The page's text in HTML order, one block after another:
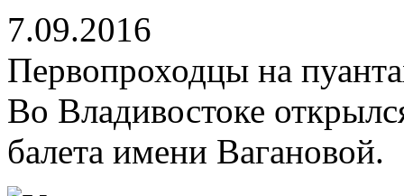
7.09.2016
Первопроходцы на
Во Владивостоке
балета имени Вагановой.